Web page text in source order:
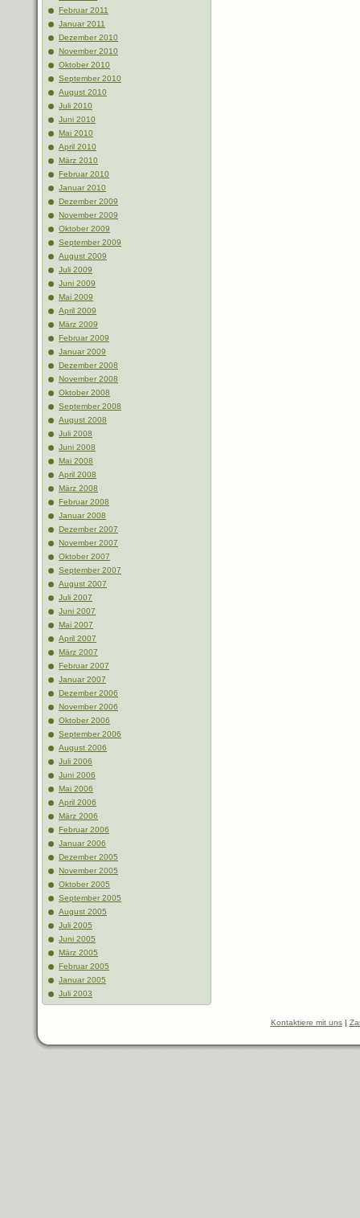
Februar 2011
Januar 2011
Dezember 2010
November 2010
Oktober 2010
September 2010
August 2010
Juli 2010
Juni 2010
Mai 2010
April 2010
März 2010
Februar 2010
Januar 2010
Dezember 2009
November 2009
Oktober 2009
September 2009
August 2009
Juli 2009
Juni 2009
Mai 2009
April 2009
März 2009
Februar 2009
Januar 2009
Dezember 2008
November 2008
Oktober 2008
September 2008
August 2008
Juli 2008
Juni 2008
Mai 2008
April 2008
März 2008
Februar 2008
Januar 2008
Dezember 2007
November 2007
Oktober 2007
September 2007
August 2007
Juli 2007
Juni 2007
Mai 2007
April 2007
März 2007
Februar 2007
Januar 2007
Dezember 2006
November 2006
Oktober 2006
September 2006
August 2006
Juli 2006
Juni 2006
Mai 2006
April 2006
März 2006
Februar 2006
Januar 2006
Dezember 2005
November 2005
Oktober 2005
September 2005
August 2005
Juli 2005
Juni 2005
März 2005
Februar 2005
Januar 2005
Juli 2003
Kontaktiere mit uns|